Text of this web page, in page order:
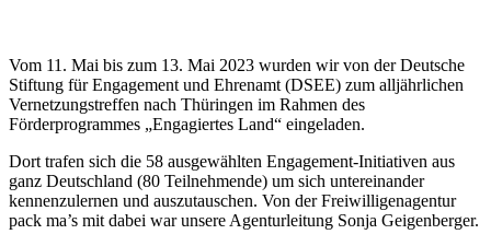
Vom 11. Mai bis zum 13. Mai 2023 wurden wir von der Deutsche
Stiftung für Engagement und Ehrenamt (DSEE) zum alljährlichen
Vernetzungstreffen nach Thüringen im Rahmen des
Förderprogrammes „Engagiertes Land“ eingeladen.
Dort trafen sich die 58 ausgewählten Engagement-Initiativen aus
ganz Deutschland (80 Teilnehmende) um sich untereinander
kennenzulernen und auszutauschen. Von der Freiwilligenagentur
pack ma’s mit dabei war unsere Agenturleitung Sonja Geigenberger.